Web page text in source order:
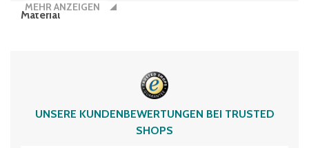
Material
121 Liter
MEHR ANZEIGEN
UNSERE KUNDENBEWERTUNGEN BEI TRUSTED
SHOPS